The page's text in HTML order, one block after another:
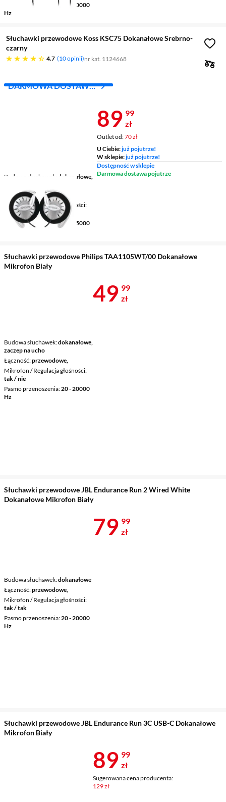
Pasmo przenoszenia
20 - 20000
Hz
Słuchawki przewodowe Koss KSC75 Dokanałowe Srebrno-
czarny
4.7
4.7 gwiazdek 10 opinii nr kat. 1124668
DARMOWA DOSTAWA
Budowa słuchawek dokanałowe,
Łączność przewodowe,
Mikrofon / Regulacja głośności
nie / nie
Pasmo przenoszenia 15 - 25000
Cena 89,99
89 99
zł
Outlet od:70 zł
U Ciebie:już pojutrze!
W sklepie:już pojutrze!
Dostępność w sklepie
Darmowa dostawa pojutrze
Słuchawki przewodowe Philips TAA1105WT/00 Dokanałowe
Mikrofon Biały
Budowa słuchawek dokanałowe,
zaczep na ucho
Łączność przewodowe,
Mikrofon / Regulacja głośności
tak / nie
Pasmo przenoszenia 20 - 20000
Hz
Cena 49,99
49 99
zł
Słuchawki przewodowe JBL Endurance Run 2 Wired White
Dokanałowe Mikrofon Biały
Budowa słuchawek dokanałowe
Łączność przewodowe,
Mikrofon / Regulacja głośności
tak / tak
Pasmo przenoszenia 20 - 20000
Hz
Cena 79,99
79 99
zł
Słuchawki przewodowe JBL Endurance Run 3C USB-C Dokanałowe
Mikrofon Biały
Cena 89,99
89 99
zł
Sugerowana cena producenta:
129 zł